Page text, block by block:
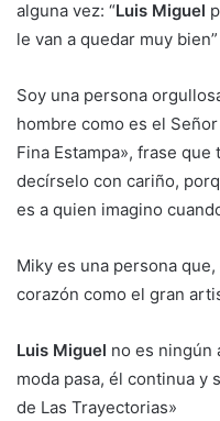
alguna vez: “Luis Miguel
le van a quedar muy bien”
Soy una persona
hombre como es el Señor
Fina Estampa», frase
decírselo con cariño,
es a quien imagino
Miky es una persona
corazón como el gran
Luis Miguel no es ningún
moda pasa, él continua y
de Las Trayectorias»